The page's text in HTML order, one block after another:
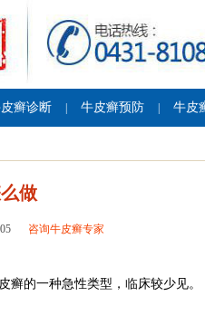
癣诊断 牛皮癣预防 牛皮
做
咨询牛皮癣专家
的一种急性类型，临床较少见。